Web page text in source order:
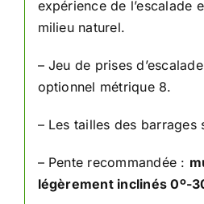
expérience de l’escalade
milieu naturel.
– Jeu de prises d’escalade
optionnel métrique 8.
– Les tailles des barrages
– Pente recommandée :
légèrement inclinés 0º-